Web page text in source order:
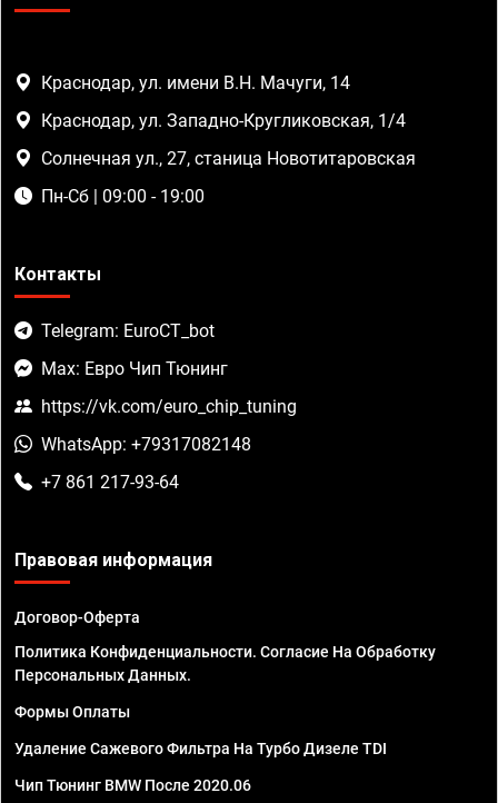
Краснодар, ул. имени В.Н. Мачуги, 14
Краснодар, ул. Западно-Кругликовская, 1/4
Солнечная ул., 27, станица Новотитаровская
Пн-Сб | 09:00 - 19:00
Контакты
Telegram: EuroCT_bot
Max: Евро Чип Тюнинг
https://vk.com/euro_chip_tuning
WhatsApp: +79317082148
+7 861 217-93-64
Правовая информация
Договор-Оферта
Политика Конфиденциальности. Согласие На Обработку
Персональных Данных.
Формы Оплаты
Удаление Сажевого Фильтра На Турбо Дизеле TDI
Чип Тюнинг BMW После 2020.06